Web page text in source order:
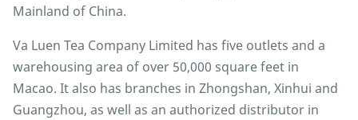
Mainland of China.
Va Luen Tea Company Limited has five outlets and a
warehousing area of over 50,000 square feet in
Macao. It also has branches in Zhongshan, Xinhui and
Guangzhou, as well as an authorized distributor in